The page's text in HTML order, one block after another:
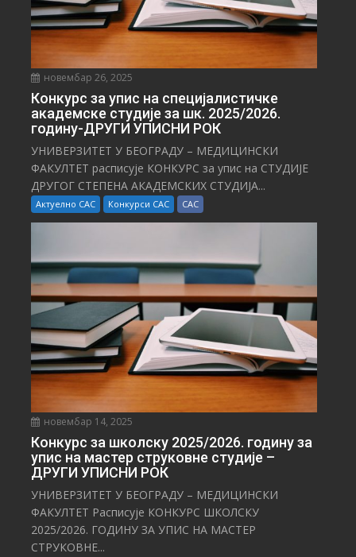
новембар 26, 2025
Конкурс за упис на специјалистичке
академске студије за шк. 2025/2026.
годину-ДРУГИ УПИСНИ РОК
УНИВЕРЗИТЕТ У БЕОГРАДУ – МЕДИЦИНСКИ
ФАКУЛТЕТ расписује КОНКУРС за упис на СТУДИЈЕ
ДРУГОГ СТЕПЕНА АКАДЕМСКИХ СТУДИЈА...
Актуелно САС Конкурси САС САС
новембар 14, 2025
Конкурс за школску 2025/⁠2026. годину за
упис на мастер струковне студије –
ДРУГИ УПИСНИ РОК
УНИВЕРЗИТЕТ У БЕОГРАДУ – МЕДИЦИНСКИ
ФАКУЛТЕТ Расписује КОНКУРС ШКОЛСКУ
2025/⁠2026. ГОДИНУ ЗА УПИС НА МАСТЕР
СТРУКОВНЕ...